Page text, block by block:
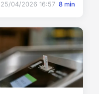
25/04/2026 16:57 8 min